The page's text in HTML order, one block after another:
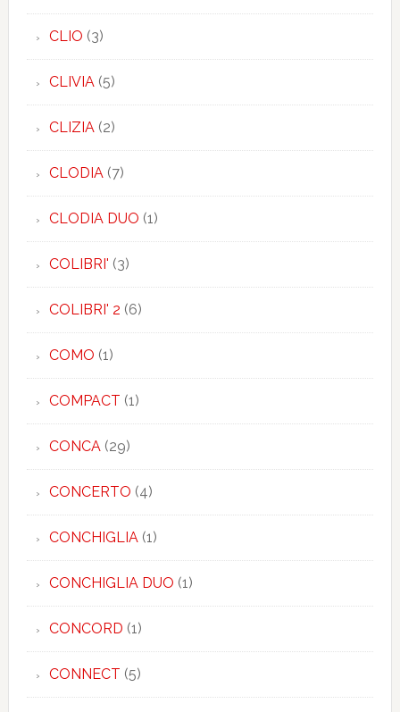
CLIO (3)
CLIVIA(5)
CLIZIA(2)
CLODIA(7)
CLODIA DUO (1)
COLIBRI' (3)
COLIBRI' 2 (6)
COMO (1)
COMPACT (1)
CONCA(29)
CONCERTO (4)
CONCHIGLIA(1)
CONCHIGLIA DUO (1)
CONCORD (1)
CONNECT (5)